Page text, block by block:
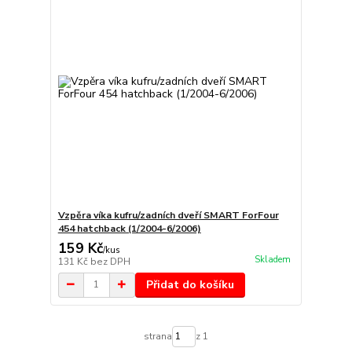
Vzpěra víka kufru/zadních dveří SMART ForFour
454 hatchback (1/2004-6/2006)
159 Kč/kus
131 Kč bez DPH Skladem
Přidat do košíku
strana z 1